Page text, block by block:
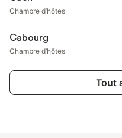
Chambre d’hôtes
Cabourg
Chambre d’hôtes
Tout